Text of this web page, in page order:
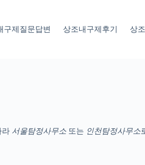
구제질문답변 상조내구제후기 상
라 서울탐정사무소 또는 인천탐정사무소